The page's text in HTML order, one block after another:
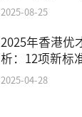
教育红利
2025-08-25
2025年香港优
析：12项新标
2025-04-28